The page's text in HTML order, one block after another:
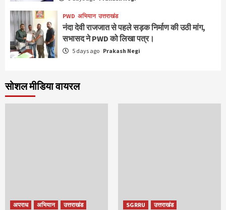
PWD अभियान उत्तराखंड
नंदा देवी राजजात से पहले सड़क निर्माण की उठी मांग,
सभासद ने PWD को लिखा पत्र।
5 days ago Prakash Negi
सोशल मीडिया वायरल
अपराध अभियान उत्तराखंड SGRRU उत्तराखंड